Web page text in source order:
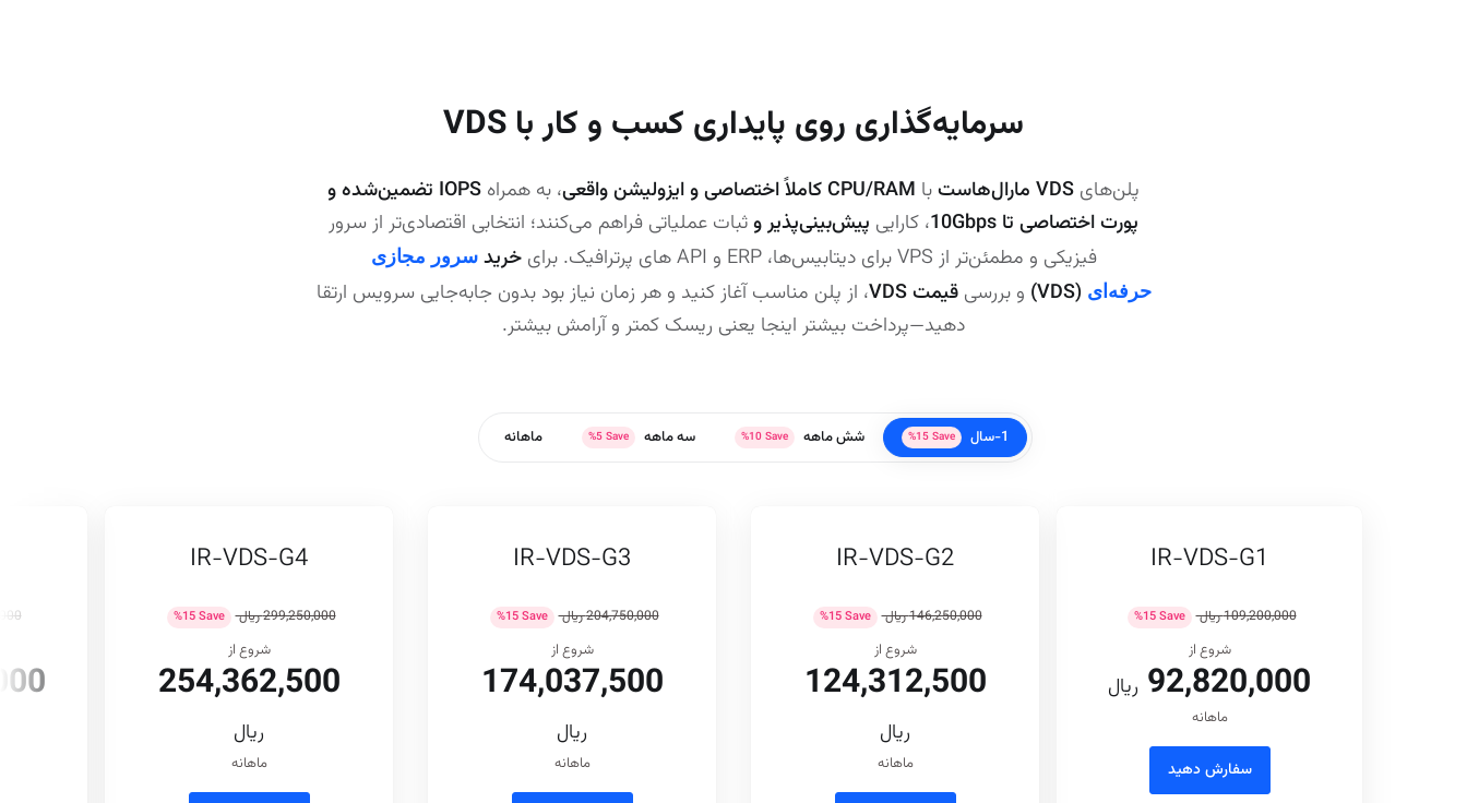
سرمایه‌گذاری روی پایداری کسب و کار با VDS
پلن‌های VDS مارال‌هاست با ، به‌ همراه
IOPS تضمین‌شده و
پورت اختصاصی تا 10Gbps
، کارایی پیش‌بینی‌پذیر وثبات عملیاتی فراهم می‌کنند؛ انتخابی اقتصادی‌تر از سرور
فیزیکی و مطمئن‌تر از VPS برای دیتابیس‌ها، ERP و API های پرترافیک. برای
خریدسرور مجازی
حرفه‌ای (VDS) و بررسیقیمت VDS
، از پلن مناسب آغاز کنید و هر زمان نیاز بود بدون جابه‌جایی سرویس ارتقا
دهید—پرداخت بیشتر اینجا یعنی ریسک کمتر و آرامش بیشتر.
1-سال Save
15
% شش ماهه Save
10
% سه ماهه Save
5
% ماهانه
IR-VDS-G1
109,200,000 ريال Save
15
%
شروع از
92,820,000 ريال
ماهانه
سفارش دهید
IR-VDS-G2
146,250,000 ريال Save
15
%
شروع از
124,312,500
ريال
ماهانه
IR-VDS-G3
204,750,000 ريال Save
15
%
شروع از
174,037,500
ريال
ماهانه
IR-VDS-G4
299,250,000 ريال Save
15
%
شروع از
254,362,500
ريال
ماهانه